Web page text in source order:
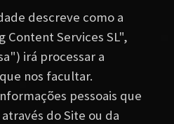
descreve como a
Services SL",
irá processar a
nos facultar.
pessoais que
do Site ou da